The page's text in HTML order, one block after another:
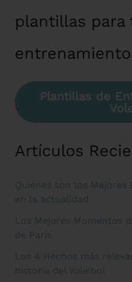
plantillas para
Plantillas de
Artículos
Quiénes son los Mejores
en la actualidad
Los Mejores Momentos
de París
Los 4 Hechos más
historia del Voleibol